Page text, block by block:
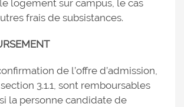
logement sur campus, le cas
frais de subsistances.
de l’offre d’admission,
3.1.1, sont remboursables
la personne candidate de